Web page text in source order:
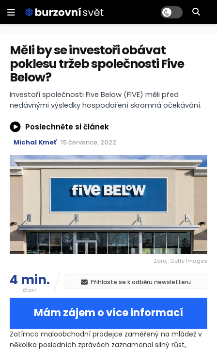
Měli by se investoři obávat
poklesu tržeb společnosti Five
Below?
Investoři společnosti Five Below (FIVE) měli před
nedávnými výsledky hospodaření skromná očekávání.
Poslechněte si článek
Michal Kmeť 15 července, 2022
Zdroj: Getty Images
4 min.
čtení
Přihlaste se k odběru newsletteru
Mám zájem o více informací
Zatímco maloobchodní prodejce zaměřený na mládež v
několika posledních zprávách zaznamenal silný růst,